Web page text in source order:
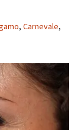
, Carnevale,